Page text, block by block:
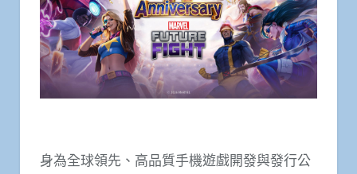
身為全球領先、高品質手機遊戲開發與發行公